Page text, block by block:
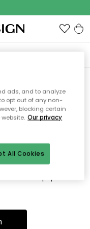
sidan du
finns eller att den har
I menyn ovan kan du
av våra populära
ads, and to analyze
opt out of any non-
blocking certain
Our privacy
All Cookies